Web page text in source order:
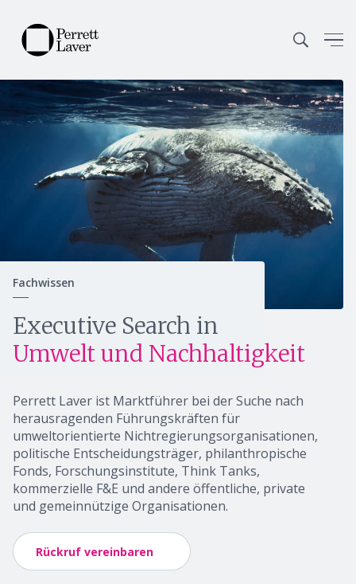
Fachwissen
Executive Search in
Umwelt und Nachhaltigkeit
Perrett Laver ist Marktführer bei der Suche nach
herausragenden Führungskräften für
umweltorientierte Nichtregierungsorganisationen,
politische Entscheidungsträger, philanthropische
Fonds, Forschungsinstitute, Think Tanks,
kommerzielle F&E und andere öffentliche, private
und gemeinnützige Organisationen.
Rückruf vereinbaren
Weiter